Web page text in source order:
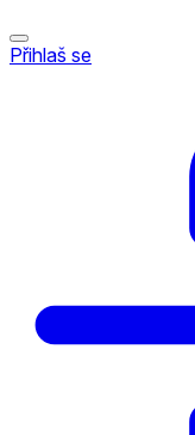
Přihlaš se